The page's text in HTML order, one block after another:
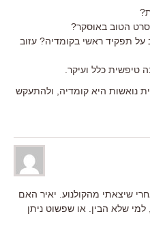
הטוב באוסקר?
תפקיד ראשי בקומדיה? עזוב
טיפשית כלל ועיקר.
נואשות היא קומדיה, ולהתעקש
שיצאתי מהקולנוע. יאיר האם
שלא הבין. או שפשוט ניתן